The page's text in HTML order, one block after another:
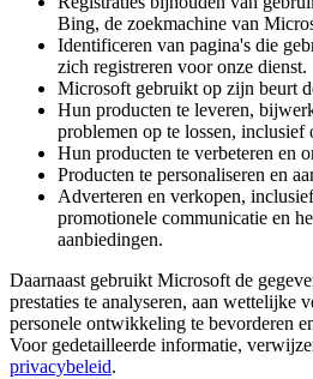
Bing, de zoekmachine van
Identificeren van pagina's die
zich registreren voor onze dienst.
Microsoft gebruikt op zijn beurt
Hun producten te leveren,
problemen op te lossen, inclusief
Hun producten te verbeteren en
Producten te personaliseren en
Adverteren en verkopen,
promotionele communicatie en
aanbiedingen.
Daarnaast gebruikt Microsoft de
prestaties te analyseren, aan wettelijke
personele ontwikkeling te bevorderen
Voor gedetailleerde informatie,
privacybeleid.